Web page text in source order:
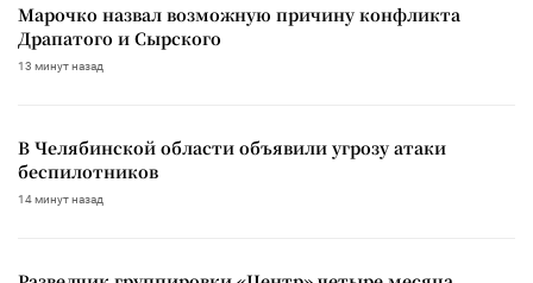
Марочко назвал возможную причину конфликта
Драпатого и Сырского
13 минут назад
В Челябинской области объявили угрозу атаки
беспилотников
14 минут назад